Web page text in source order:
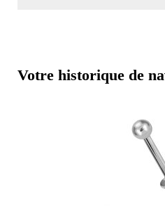
Votre historique de